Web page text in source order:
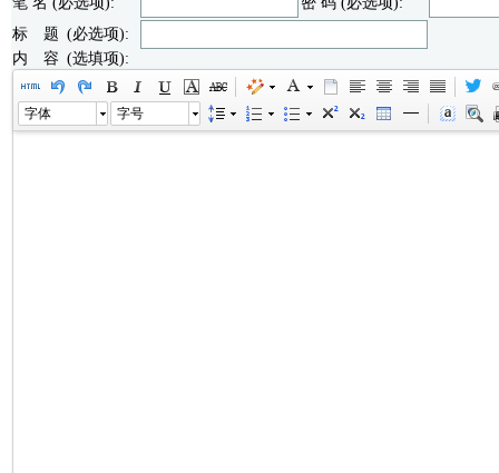
标 题 (必选项):
内 容 (选填项):
字体 字号